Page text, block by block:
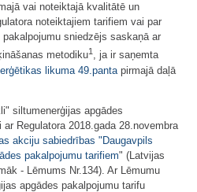
vai noteiktajā kvalitātē un
noteiktajiem tarifiem vai par
sniedzējs saskaņā ar
metodiku1 , ja ir saņemta
likuma 49.panta pirmajā daļā
siltumenerģijas apgādes
Regulatora 2018.gada 28.novembra
akciju sabiedrības "Daugavpils
pakalpojumu tarifiem" (Latvijas
- Lēmums Nr.134). Ar Lēmumu
apgādes pakalpojumu tarifu